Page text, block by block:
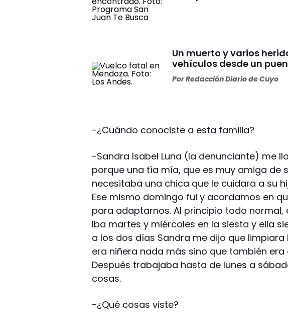
Un muerto y varios
vehículos desde un
PorRedacción Diario de Cuyo
-¿Cuándo conociste a esta familia?
-Sandra Isabel Luna (la denunciante) me
porque una tía mía, que es muy amiga de
necesitaba una chica que le cuidara a su
Ese mismo domingo fui y acordamos en
para adaptarnos. Al principio todo normal,
Iba martes y miércoles en la siesta y ella
a los dos días Sandra me dijo que limpiara
era niñera nada más sino que también
Después trabajaba hasta de lunes a
cosas.
-¿Qué cosas viste?